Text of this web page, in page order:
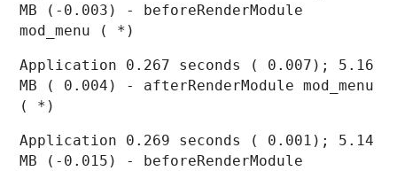
MB (-0.003) - beforeRenderModule
mod_menu ( *)
Application 0.267 seconds ( 0.007); 5.16
MB ( 0.004) - afterRenderModule mod_menu
( *)
Application 0.269 seconds ( 0.001); 5.14
MB (-0.015) - beforeRenderModule